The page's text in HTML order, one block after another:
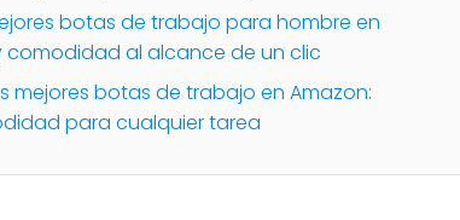
botas de trabajo para hombre en
comodidad al alcance de un clic
mejores botas de trabajo en Amazon:
para cualquier tarea